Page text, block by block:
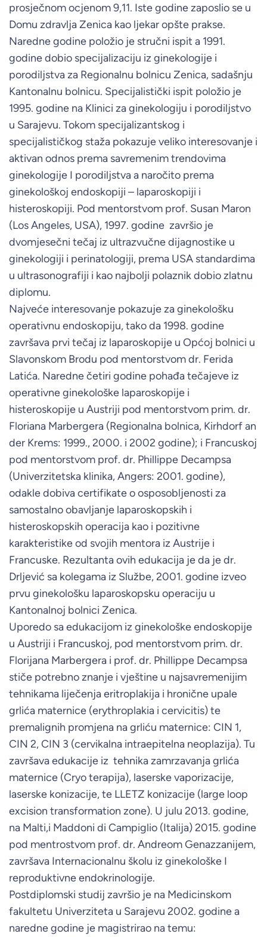
prosječnom ocjenom 9,11. Iste godine zaposlio se u
Domu zdravlja Zenica kao ljekar opšte prakse.
Naredne godine položio je stručni ispit a 1991.
godine dobio specijalizaciju iz ginekologije i
porodiljstva za Regionalnu bolnicu Zenica, sadašnju
Kantonalnu bolnicu. Specijalistički ispit položio je
1995. godine na Klinici za ginekologiju i porodiljstvo
u Sarajevu. Tokom specijalizantskog i
specijalističkog staža pokazuje veliko interesovanje i
aktivan odnos prema savremenim trendovima
ginekologije I porodiljstva a naročito prema
ginekološkoj endoskopiji – laparoskopiji i
histeroskopiji. Pod mentorstvom prof. Susan Maron
(Los Angeles, USA), 1997. godine završio je
dvomjesečni tečaj iz ultrazvučne dijagnostike u
ginekologiji i perinatologiji, prema USA standardima
u ultrasonografiji i kao najbolji polaznik dobio zlatnu
diplomu.
Najveće interesovanje pokazuje za ginekološku
operativnu endoskopiju, tako da 1998. godine
završava prvi tečaj iz laparoskopije u Općoj bolnici u
Slavonskom Brodu pod mentorstvom dr. Ferida
Latića. Naredne četiri godine pohađa tečajeve iz
operativne ginekološke laparoskopije i
histeroskopije u Austriji pod mentorstvom prim. dr.
Floriana Marbergera (Regionalna bolnica, Kirhdorf an
der Krems: 1999., 2000. i 2002 godine); i Francuskoj
pod mentorstvom prof. dr. Phillippe Decampsa
(Univerzitetska klinika, Angers: 2001. godine),
odakle dobiva certifikate o osposobljenosti za
samostalno obavljanje laparoskopskih i
histeroskopskih operacija kao i pozitivne
karakteristike od svojih mentora iz Austrije i
Francuske. Rezultanta ovih edukacija je da je dr.
Drljević sa kolegama iz Službe, 2001. godine izveo
prvu ginekološku laparoskopsku operaciju u
Kantonalnoj bolnici Zenica.
Uporedo sa edukacijom iz ginekološke endoskopije
u Austriji i Francuskoj, pod mentorstvom prim. dr.
Florijana Marbergera i prof. dr. Phillippe Decampsa
stiče potrebno znanje i vještine u najsavremenijim
tehnikama liječenja eritroplakija i hronične upale
grlića maternice (erythroplakia i cervicitis) te
premalignih promjena na grliću maternice: CIN 1,
CIN 2, CIN 3 (cervikalna intraepitelna neoplazija). Tu
završava edukacije iz tehnika zamrzavanja grlića
maternice (Cryo terapija), laserske vaporizacije,
laserske konizacije, te LLETZ konizacije (large loop
excision transformation zone). U julu 2013. godine,
na Malti,i Maddoni di Campiglio (Italija) 2015. godine
pod mentrostvom prof. dr. Andreom Genazzanijem,
završava Internacionalnu školu iz ginekološke I
reproduktivne endokrinologije.
Postdiplomski studij završio je na Medicinskom
fakultetu Univerziteta u Sarajevu 2002. godine a
naredne godine je magistrirao na temu: